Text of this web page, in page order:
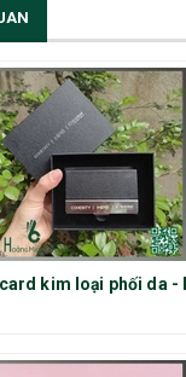
kim loại phối da -